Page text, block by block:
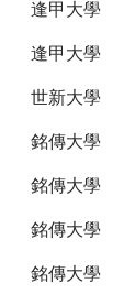
逢甲大學
逢甲大學
世新大學
銘傳大學
銘傳大學
銘傳大學
銘傳大學